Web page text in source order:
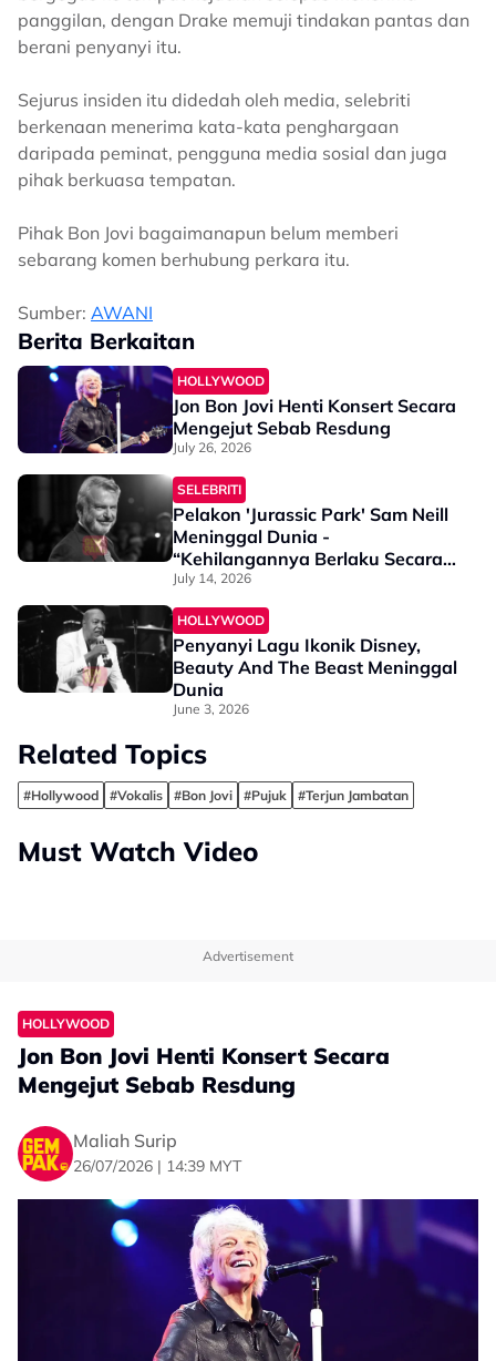
panggilan, dengan Drake memuji tindakan pantas dan
berani penyanyi itu.
Sejurus insiden itu didedah oleh media, selebriti
berkenaan menerima kata-kata penghargaan
daripada peminat, pengguna media sosial dan juga
pihak berkuasa tempatan.
Pihak Bon Jovi bagaimanapun belum memberi
sebarang komen berhubung perkara itu.
Sumber: AWANI
Berita Berkaitan
HOLLYWOOD
Jon Bon Jovi Henti Konsert Secara
Mengejut Sebab Resdung
July 26, 2026
SELEBRITI
Pelakon 'Jurassic Park' Sam Neill
Meninggal Dunia -
“Kehilangannya Berlaku Secara
Tiba-Tiba…”
July 14, 2026
HOLLYWOOD
Penyanyi Lagu Ikonik Disney,
Beauty And The Beast Meninggal
Dunia
June 3, 2026
Related Topics
#Hollywood #Vokalis #Bon Jovi #Pujuk #Terjun Jambatan
Must Watch Video
Advertisement
HOLLYWOOD
Jon Bon Jovi Henti Konsert Secara
Mengejut Sebab Resdung
Maliah Surip
26/07/2026 | 14:39 MYT